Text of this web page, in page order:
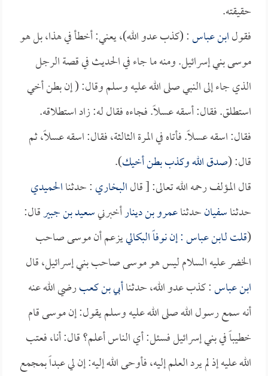
حقيقته.
فقولابن عباس: (كذب عدو الله)، يعني: أخطأ في هذا، بل هو
موسى بني إسرائيل. ومنه ما جاء في الحديث في قصة الرجل
الذي جاء إلى النبي صلى الله عليه وسلم وقال: ( إن بطن أخي
استطلق. فقال: أسقه عسلاً. فجاءه فقال له: زاد استطلاقه.
فقال: اسقه عسلاً. فأتاه في المرة الثالثة، فقال: اسقه عسلاً، ثم
قال: (صدق الله وكذب بطن أخيك).
قال المؤلف رحمه الله تعالى: [ قالالبخاري: حدثناالحميدي
حدثناسفيانحدثناعمرو بن دينارأخبرنيسعيد بن جبيرقال:
(قلت لـابن عباس: إننوفاً البكالييزعم أن موسى صاحب
الخضر عليه السلام ليس هو موسى صاحب بني إسرائيل، قال
ابن عباس: كذب عدو الله، حدثناأبي بن كعبرضي الله عنه
أنه سمع رسول الله صلى الله عليه وسلم يقول: إن موسى قام
خطيباً في بني إسرائيل فسئل: أي الناس أعلم؟ قال: أنا، فعتب
الله عليه إذ لم يرد العلم إليه، فأوحى الله إليه: إن لي عبداً بمجمع